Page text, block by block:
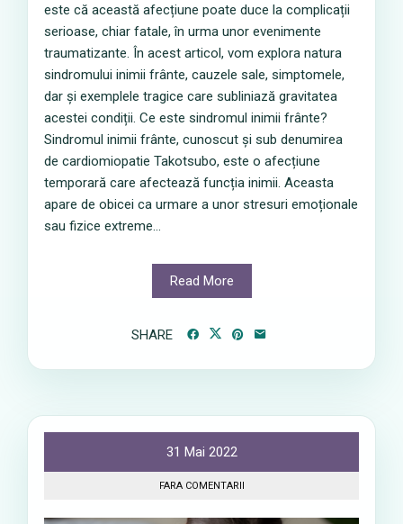
este că această afecțiune poate duce la complicații
serioase, chiar fatale, în urma unor evenimente
traumatizante. În acest articol, vom explora natura
sindromului inimii frânte, cauzele sale, simptomele,
dar și exemplele tragice care subliniază gravitatea
acestei condiții. Ce este sindromul inimii frânte?
Sindromul inimii frânte, cunoscut și sub denumirea
de cardiomiopatie Takotsubo, este o afecțiune
temporară care afectează funcția inimii. Aceasta
apare de obicei ca urmare a unor stresuri emoționale
sau fizice extreme...
Read More
SHARE
31 Mai 2022
FARA COMENTARII